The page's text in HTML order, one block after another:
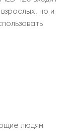
но и
людям